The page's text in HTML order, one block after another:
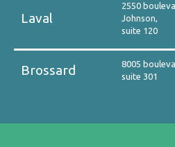
Laval
2550
Johnson,
suite 120
Brossard
8005
suite 301